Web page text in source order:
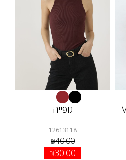
גופייה
12613118
₪40.00
₪30.00